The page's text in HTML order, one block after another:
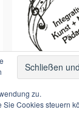
zu.
Cookies steuern